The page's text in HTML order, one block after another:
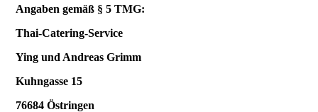
Angaben gemäß § 5 TMG:
Thai-Catering-Service
Ying und Andreas Grimm
Kuhngasse 15
76684 Östringen